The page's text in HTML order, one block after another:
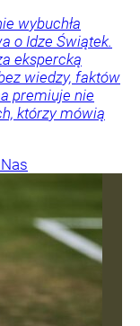
wybuchła
o Idze Świątek.
ekspercką
wiedzy, faktów
premiuje nie
którzy mówią